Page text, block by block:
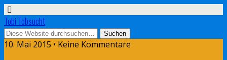
Tobi Tobsucht
10. Mai 2015 • Keine Kommentare